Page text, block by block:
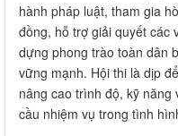
hành pháp luật, tham gia
đồng, hỗ trợ giải quyết các
dựng phong trào toàn dân
vững mạnh. Hội thi là dịp
nâng cao trình độ, kỹ
cầu nhiệm vụ trong tình